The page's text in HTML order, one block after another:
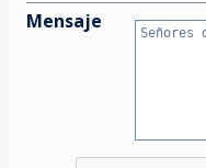
Mensaje